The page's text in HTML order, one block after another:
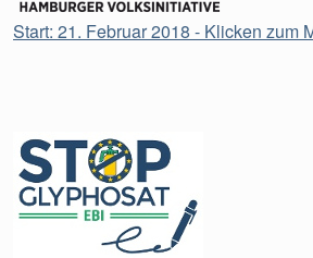
Start: 21. Februar 2018 - Klicken zum